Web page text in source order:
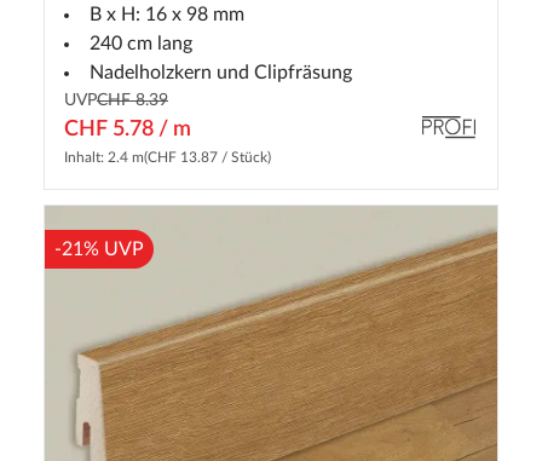
B x H: 16 x 98 mm
240 cm lang
Nadelholzkern und Clipfräsung
UVPCHF 8.39
CHF 5.78 / m
Inhalt: 2.4 m(CHF 13.87 / Stück)
-21% UVP